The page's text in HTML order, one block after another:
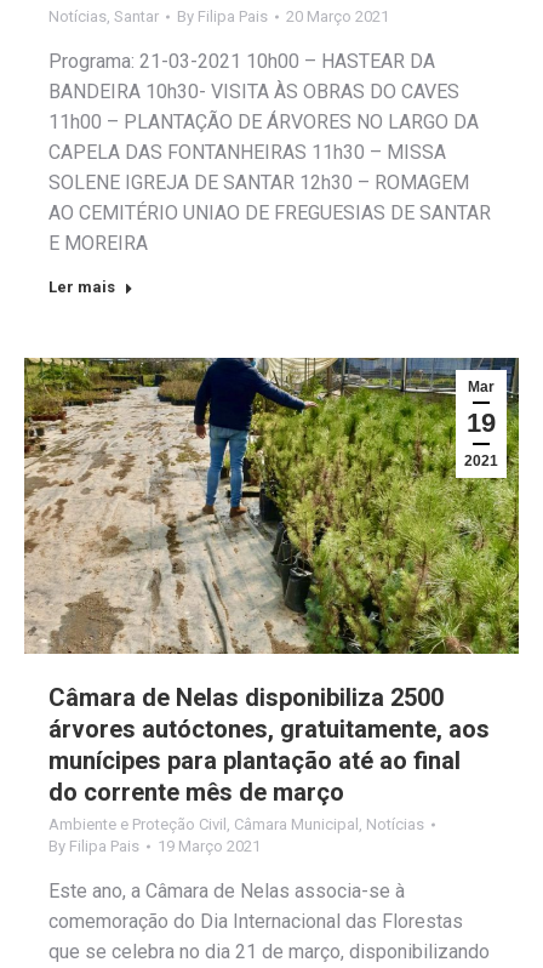
Notícias Santar By Filipa Pais 20 Março 2021
Programa: 21-03-2021 10h00 – HASTEAR DA
BANDEIRA 10h30- VISITA ÀS OBRAS DO CAVES
11h00 – PLANTAÇÃO DE ÁRVORES NO LARGO DA
CAPELA DAS FONTANHEIRAS 11h30 – MISSA
SOLENE IGREJA DE SANTAR 12h30 – ROMAGEM
AO CEMITÉRIO UNIAO DE FREGUESIAS DE SANTAR
E MOREIRA
Ler mais
Mar
19
2021
Câmara de Nelas disponibiliza 2500
árvores autóctones, gratuitamente, aos
munícipes para plantação até ao final
do corrente mês de março
Ambiente e Proteção Civil Câmara Municipal
Notícias
By Filipa Pais 19 Março 2021
Este ano, a Câmara de Nelas associa-se à
comemoração do Dia Internacional das Florestas
que se celebra no dia 21 de março, disponibilizando